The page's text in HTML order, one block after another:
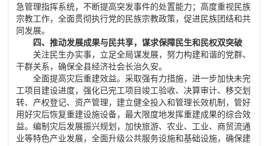
急管理指挥系统，不断提高突发事件的处置能力；高度重视民族
宗教工作，全面贯彻执行党的民族宗教政策，促进民族团结和共
同发展。
四、推动发展成果与民共享，谋求保障民生和民权双突破
关注民生办实事，立足全局谋发展，努力构建和谐的党群、
干群关系，确保全县经济社会长治久安。
全面提高灾后重建效益。采取强有力措施，进一步加快未完
工项目建设进度，强化已完工项目竣工验收、决算审计、移交划
转、产权登记、资产管理，建立健全投入和管理长效机制，管好
用好灾后恢复重建设施设备，最大限度地发挥重建成果的综合效
益。编制灾后发展振兴规划，加快旅游、农业、工业、商贸流通
业等特色产业发展，全面升级公共服务设施和基础设施，确保建